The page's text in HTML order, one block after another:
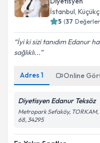
E-posta Adresiniz
kapsamda
İstanbul,
5 (37
İyi ki sizi tanıdım Edanur
sağlıklı...
Adres 1 Online
Diyetisyen Edanur Teksöz
Metropark Sefaköy,
68, 34295